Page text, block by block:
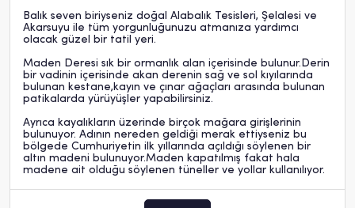
Balık seven biriyseniz doğal Alabalık Tesisleri, Şelalesi ve
Akarsuyu ile tüm yorgunluğunuzu atmanıza yardımcı
olacak güzel bir tatil yeri.
Maden Deresi sık bir ormanlık alan içerisinde bulunur.Derin
bir vadinin içerisinde akan derenin sağ ve sol kıyılarında
bulunan kestane,kayın ve çınar ağaçları arasında bulunan
patikalarda yürüyüşler yapabilirsiniz.
Ayrıca kayalıkların üzerinde birçok mağara girişlerinin
bulunuyor. Adının nereden geldiği merak ettiyseniz bu
bölgede Cumhuriyetin ilk yıllarında açıldığı söylenen bir
altın madeni bulunuyor.Maden kapatılmış fakat hala
madene ait olduğu söylenen tüneller ve yollar kullanılıyor.